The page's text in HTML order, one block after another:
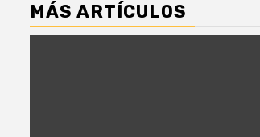
MÁS ARTÍCULOS